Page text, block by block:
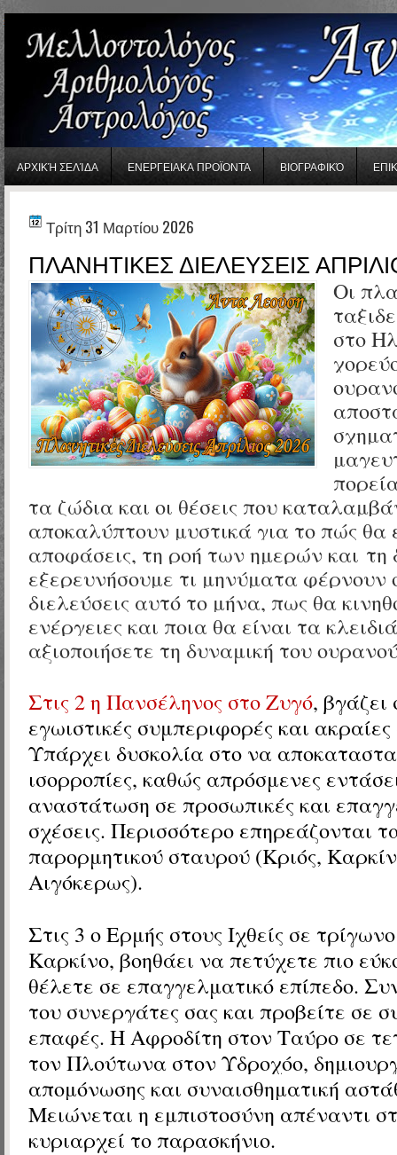
ΑΡΧΙΚΉ ΣΕΛΊΔΑ ΕΝΕΡΓΕΙΑΚΑ ΠΡΟΪΟΝΤΑ ΒΙΟΓΡΑΦΙΚΌ
Τρίτη 31 Μαρτίου 2026
ΠΛΑΝΗΤΙΚΕΣ ΔΙΕΛΕΥΣΕΙΣ
Οι
στο
τα ζώδια και οι θέσεις που
αποκαλύπτουν μυστικά για το πώς θα
αποφάσεις, τη ροή των ημερών και τη
εξερευνήσουμε τι μηνύματα φέρνουν
διελεύσεις αυτό το μήνα, πως θα
ενέργειες και ποια θα είναι τα
αξιοποιήσετε τη δυναμική του
Στις 2 η Πανσέληνος στο Ζυγό, βγάζει
εγωιστικές συμπεριφορές και ακραίες
Υπάρχει δυσκολία στο να
ισορροπίες, καθώς απρόσμενες
αναστάτωση σε προσωπικές και
σχέσεις. Περισσότερο επηρεάζονται
παρορμητικού σταυρού (Κριός,
Αιγόκερως).
Στις 3 ο Ερμής στους Ιχθείς σε
Καρκίνο, βοηθάει να πετύχετε πιο
θέλετε σε επαγγελματικό επίπεδο.
του συνεργάτες σας και προβείτε σε
επαφές. ΗΑφροδίτη στον Ταύρο σε
τον Πλούτωνα στον Υδροχόο,
απομόνωσης και συναισθηματική
Μειώνεται η εμπιστοσύνη απέναντι
κυριαρχεί το παρασκήνιο.